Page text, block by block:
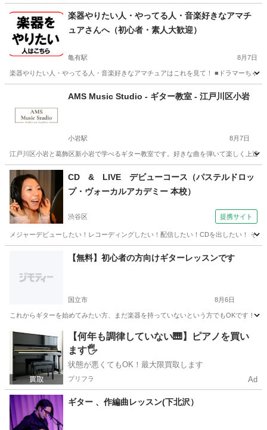
楽器やりたい人・やってる人・音楽好きなアマチ
ュアさんへ（初心者・素人大歓迎）
亀有駅 8月7日
楽器やりたい人・やってる人・音楽好きなアマチュアはこれを見て！ ■ドラマーちゃ
セッション
AMS Music Studio - ギター教室 - 江戸川区小岩
小岩駅 8月7日
江戸川区小岩と葛飾区新小岩で学べるギター教室です。好きな曲を弾いて楽しく上達
東京 江戸川区 CD & LIVE デビューコース（パステルドロッ
プ・ヴォーカルアカデミー 本校）
渋谷区 提携サイト
メジャーデビューしたい！レコーディングしたい！配信したい！CDを出したい！ そ
ボーカル
【無料】初心者の方向けギターレッスンです
国立市 8月6日
これからギターを始めてみたい方、まだ楽器を持っていないという方でもOKです！
東京 国立市 ギター 初心者
【何年も調律していない🎹】ピアノを買い
ます🖐️
状態が悪くてもOK！最大限買取します
プリフラ Ad
ギター 、作編曲レッスン(下北沢）